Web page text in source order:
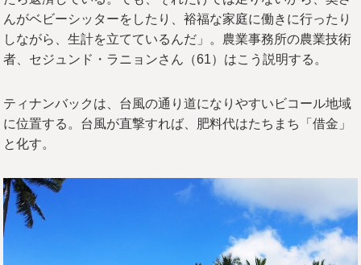
んがベビーシッターをしたり、裕福な家庭に働きに行ったり
しながら、生計を立てているんだ」。農業事務所の農業技術
者、セジュンド・ラニョンさん（61）はこう説明する。
ティナンバックは、台風の通り道になりやすいビコール地域
に位置する。台風が直撃すれば、肥料代はたちまち「借金」
と化す。